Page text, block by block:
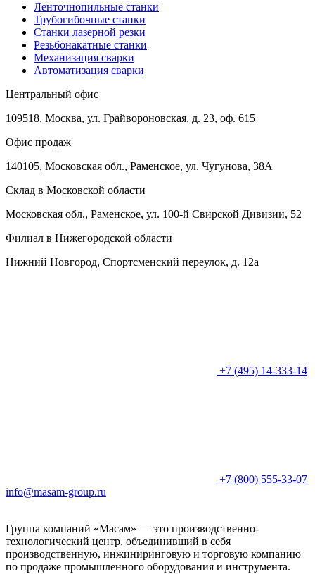
Ленточнопильные станки
Трубогибочные станки
Станки лазерной резки
Резьбонакатные станки
Механизация сварки
Автоматизация сварки
Центральный офис
109518, Москва, ул. Грайвороновская, д. 23, оф. 615
Офис продаж
140105, Московская обл., Раменское, ул. Чугунова, 38А
Склад в Московской области
Московская обл., Раменское, ул. 100-й Свирской Дивизии, 52
Филиал в Нижегородской области
Нижний Новгород, Спортсменский переулок, д. 12а
+7 (495) 14-333-14
+7 (800) 555-33-07
info@masam-group.ru
Группа компаний «Масам» — это производственно-
технологический центр, объединивший в себя
производственную, инжиниринговую и торговую компанию
по продаже промышленного оборудования и инструмента.